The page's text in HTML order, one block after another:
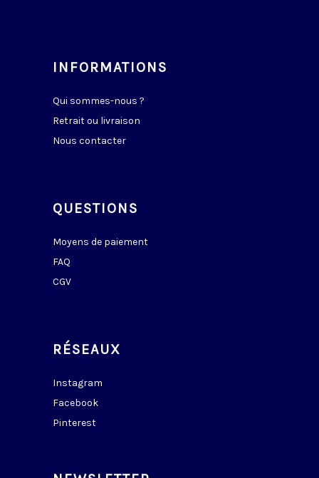
INFORMATIONS
Qui sommes-nous ?
Retrait ou livraison
Nous contacter
QUESTIONS
Moyens de paiement
FAQ
CGV
RÉSEAUX
Instagram
Facebook
Pinterest